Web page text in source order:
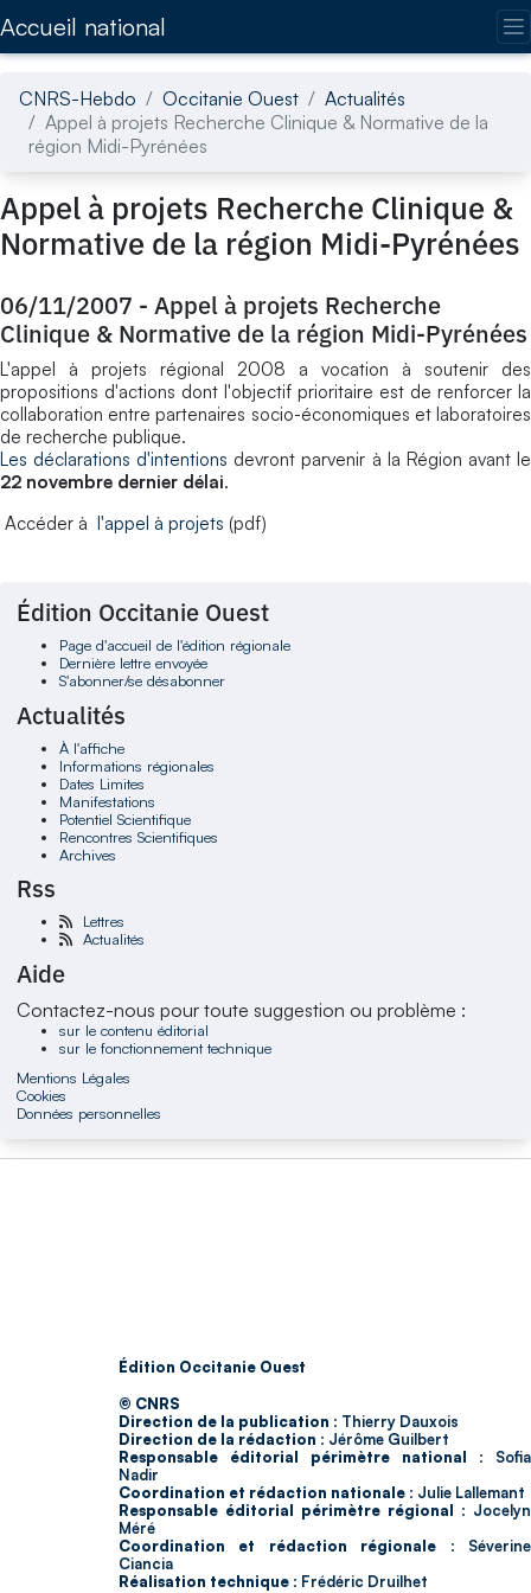
Accueil national
CNRS-Hebdo Occitanie Ouest
Actualités
Appel à projets Recherche Clinique & Normative de la
région Midi-Pyrénées
Appel à projets Recherche Clinique &
Normative de la région Midi-Pyrénées
06/11/2007 - Appel à projets Recherche
Clinique & Normative de la région Midi-Pyrénées
L'appel à projets régional 2008 a vocation à soutenir des
propositions d'actions dont l'objectif prioritaire est de renforcer la
collaboration entre partenaires socio-économiques et laboratoires
de recherche publique.
Les déclarations d'intentions devront parvenir à la Région avant le
22 novembre dernier délai.
Accéder à l'appel à projets (pdf)
Édition Occitanie Ouest
Page d'accueil de l'édition régionale
Dernière lettre envoyée
S'abonner/se désabonner
Actualités
À l'affiche
Informations régionales
Dates Limites
Manifestations
Potentiel Scientifique
Rencontres Scientifiques
Archives
Rss
Lettres
Actualités
Aide
Contactez-nous pour toute suggestion ou problème :
sur le contenu éditorial
sur le fonctionnement technique
Mentions Légales
Cookies
Données personnelles
Édition Occitanie Ouest
© CNRS
Direction de la publication : Thierry Dauxois
Direction de la rédaction : Jérôme Guilbert
Responsable éditorial périmètre national : Sofia
Nadir
Coordination et rédaction nationale : Julie Lallemant
Responsable éditorial périmètre régional : Jocelyn
Méré
Coordination et rédaction régionale : Séverine
Ciancia
Réalisation technique : Frédéric Druilhet